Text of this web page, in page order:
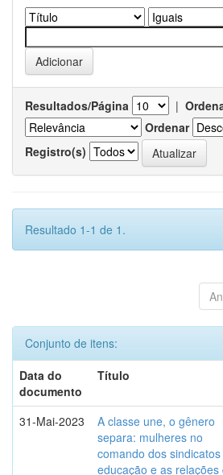
Resultados/Página |
Ordenar
Registro(s)
Resultado 1-1 de 1.
Conjunto de itens:
Data do
documento
Título
31-Mai-2023
A classe une, o gênero
separa: mulheres no
comando dos
educação e as relações